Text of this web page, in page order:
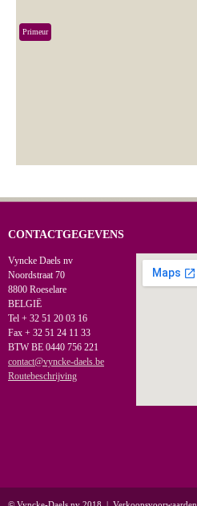
Primeur
CONTACTGEGEVENS
Vyncke Daels nv
Noordstraat 70
8800 Roeselare
BELGIË
Tel + 32 51 20 03 16
Fax + 32 51 24 11 33
BTW BE 0440 756 221
contact@vyncke-daels.be
Routebeschrijving